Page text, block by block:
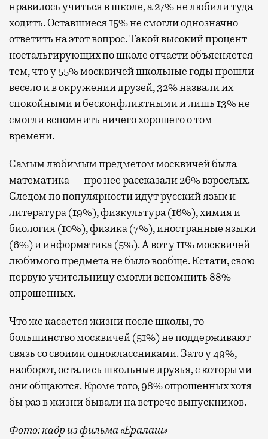
нравилось учиться в школе, а 27% не любили туда
ходить. Оставшиеся 15% не смогли однозначно
ответить на этот вопрос. Такой высокий процент
ностальгирующих по школе отчасти объясняется
тем, что у 55% москвичей школьные годы прошли
весело и в окружении друзей, 32% назвали их
спокойными и бесконфликтными и лишь 13% не
смогли вспомнить ничего хорошего о том
времени.
Самым любимым предметом москвичей была
математика — про нее рассказали 26% взрослых.
Следом по популярности идут русский язык и
литература (19%), физкультура (16%), химия и
биология (10%), физика (7%), иностранные языки
(6%) и информатика (5%). А вот у 11% москвичей
любимого предмета не было вообще. Кстати, свою
первую учительницу смогли вспомнить 88%
опрошенных.
Что же касается жизни после школы, то
большинство москвичей (51%) не поддерживают
связь со своими одноклассниками. Зато у 49%,
наоборот, остались школьные друзья, с которыми
они общаются. Кроме того, 98% опрошенных хотя
бы раз в жизни бывали на встрече выпускников.
Фото: кадр из фильма «Ералаш»